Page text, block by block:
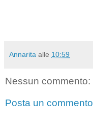
Annarita alle 10:59
Nessun commento:
Posta un commento